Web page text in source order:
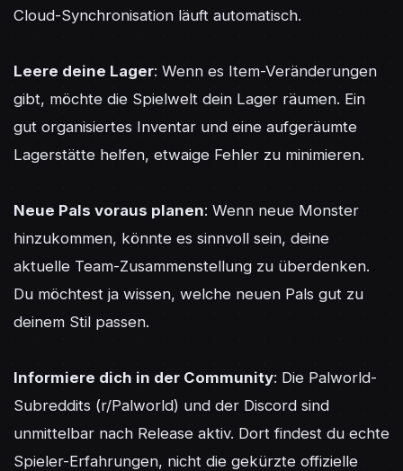
Cloud-Synchronisation läuft automatisch.
Leere deine Lager: Wenn es Item-Veränderungen
gibt, möchte die Spielwelt dein Lager räumen. Ein
gut organisiertes Inventar und eine aufgeräumte
Lagerstätte helfen, etwaige Fehler zu minimieren.
Neue Pals voraus planen: Wenn neue Monster
hinzukommen, könnte es sinnvoll sein, deine
aktuelle Team-Zusammenstellung zu überdenken.
Du möchtest ja wissen, welche neuen Pals gut zu
deinem Stil passen.
Informiere dich in der Community: Die Palworld-
Subreddits (r/Palworld) und der Discord sind
unmittelbar nach Release aktiv. Dort findest du echte
Spieler-Erfahrungen, nicht die gekürzte offizielle